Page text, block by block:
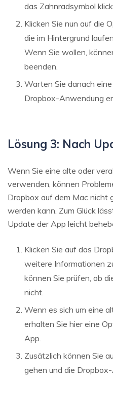
das Zahnradsymbol
Klicken Sie nun auf die
die im Hintergrund
Wenn Sie wollen,
beenden.
Warten Sie danach
Dropbox-Anwendung
Lösung 3: Nach
Wenn Sie eine alte oder
verwenden, können
Dropbox auf dem Mac nicht
werden kann. Zum Glück
Update der App leicht
Klicken Sie auf das
weitere Informationen
können Sie prüfen, ob
nicht.
Wenn es sich um eine
erhalten Sie hier eine
App.
Zusätzlich können Sie
gehen und die